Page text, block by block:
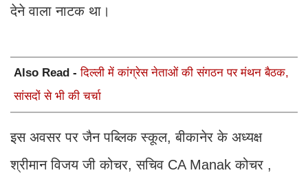
देने वाला नाटक था।
Also Read -दिल्ली में कांग्रेस नेताओं की संगठन पर मंथन बैठक,
सांसदों से भी की चर्चा
इस अवसर पर जैन पब्लिक स्कूल, बीकानेर के अध्यक्ष
श्रीमान विजय जी कोचर, सचिव CA Manak कोचर ,